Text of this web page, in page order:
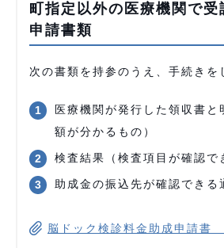
町指定以外の医療機関で受
申請書類
次の書類を持参のうえ、手続きを
医療機関が発行した領収書と
額が分かるもの）
検査結果（検査項目が確認で
助成金の振込先が確認できる
脳ドック検診料金助成申請